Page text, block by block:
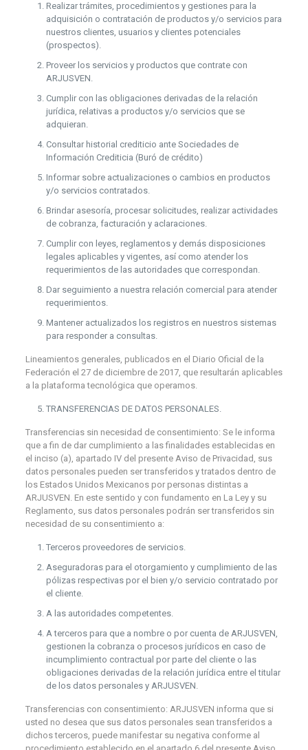
Realizar trámites, procedimientos y gestiones para la
adquisición o contratación de productos y/o servicios para
nuestros clientes, usuarios y clientes potenciales
(prospectos).
Proveer los servicios y productos que contrate con
ARJUSVEN.
Cumplir con las obligaciones derivadas de la relación
jurídica, relativas a productos y/o servicios que se
adquieran.
Consultar historial crediticio ante Sociedades de
Información Crediticia (Buró de crédito)
Informar sobre actualizaciones o cambios en productos
y/o servicios contratados.
Brindar asesoría, procesar solicitudes, realizar actividades
de cobranza, facturación y aclaraciones.
Cumplir con leyes, reglamentos y demás disposiciones
legales aplicables y vigentes, así como atender los
requerimientos de las autoridades que correspondan.
Dar seguimiento a nuestra relación comercial para atender
requerimientos.
Mantener actualizados los registros en nuestros sistemas
para responder a consultas.
Lineamientos generales, publicados en el Diario Oficial de la
Federación el 27 de diciembre de 2017, que resultarán aplicables
a la plataforma tecnológica que operamos.
TRANSFERENCIAS DE DATOS PERSONALES.
Transferencias sin necesidad de consentimiento: Se le informa
que a fin de dar cumplimiento a las finalidades establecidas en
el inciso (a), apartado IV del presente Aviso de Privacidad, sus
datos personales pueden ser transferidos y tratados dentro de
los Estados Unidos Mexicanos por personas distintas a
ARJUSVEN. En este sentido y con fundamento en La Ley y su
Reglamento, sus datos personales podrán ser transferidos sin
necesidad de su consentimiento a:
Terceros proveedores de servicios.
Aseguradoras para el otorgamiento y cumplimiento de las
pólizas respectivas por el bien y/o servicio contratado por
el cliente.
A las autoridades competentes.
A terceros para que a nombre o por cuenta de ARJUSVEN,
gestionen la cobranza o procesos jurídicos en caso de
incumplimiento contractual por parte del cliente o las
obligaciones derivadas de la relación jurídica entre el titular
de los datos personales y ARJUSVEN.
Transferencias con consentimiento: ARJUSVEN informa que si
usted no desea que sus datos personales sean transferidos a
dichos terceros, puede manifestar su negativa conforme al